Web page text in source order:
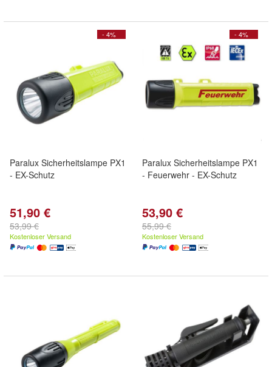
- 4%
Paralux Sicherheitslampe PX1
- EX-Schutz
51,90 €
53,99 €
Kostenloser Versand
- 4%
Paralux Sicherheitslampe PX1
- Feuerwehr - EX-Schutz
53,90 €
55,99 €
Kostenloser Versand